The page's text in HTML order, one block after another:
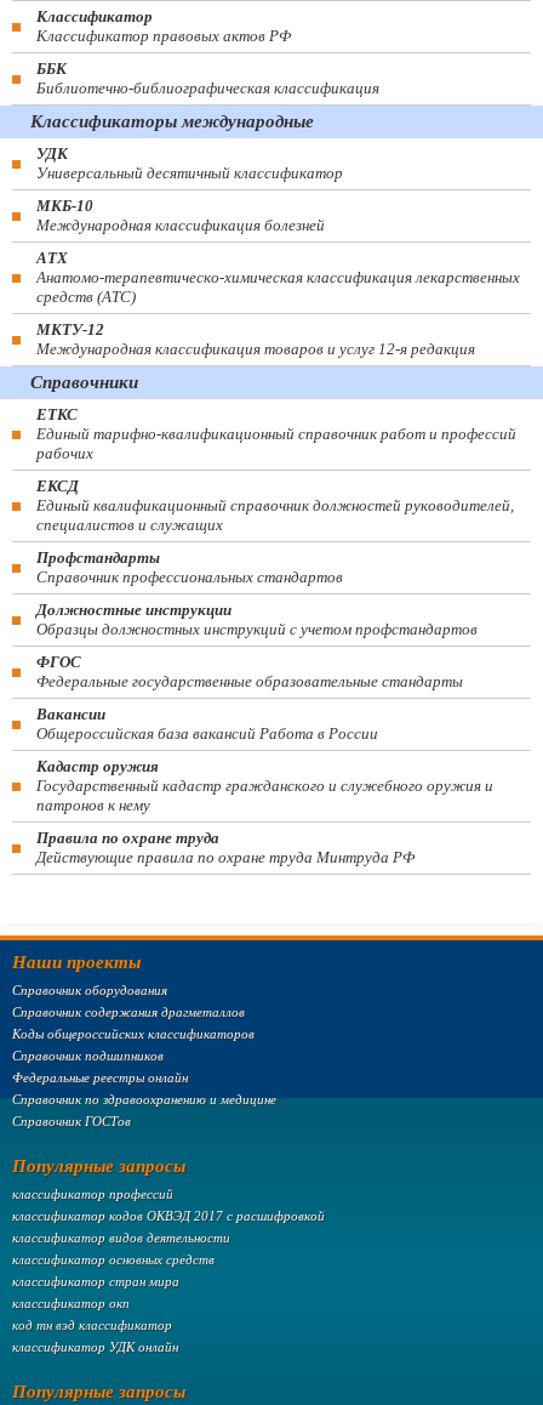
Классификатор
Классификатор правовых актов РФ
ББК
Библиотечно-библиографическая классификация
Классификаторы международные
УДК
Универсальный десятичный классификатор
МКБ-10
Международная классификация болезней
АТХ
Анатомо-терапевтическо-химическая классификация лекарственных
средств (ATC)
МКТУ-12
Международная классификация товаров и услуг 12-я редакция
Справочники
ЕТКС
Единый тарифно-квалификационный справочник работ и профессий
рабочих
ЕКСД
Единый квалификационный справочник должностей руководителей,
специалистов и служащих
Профстандарты
Справочник профессиональных стандартов
Должностные инструкции
Образцы должностных инструкций с учетом профстандартов
ФГОС
Федеральные государственные образовательные стандарты
Вакансии
Общероссийская база вакансий Работа в России
Кадастр оружия
Государственный кадастр гражданского и служебного оружия и
патронов к нему
Правила по охране труда
Действующие правила по охране труда Минтруда РФ
Наши проекты
Справочник оборудования
Справочник содержания драгметаллов
Коды общероссийских классификаторов
Справочник подшипников
Федеральные реестры онлайн
Справочник по здравоохранению и медицине
Справочник ГОСТов
Популярные запросы
классификатор профессий
классификатор кодов ОКВЭД 2017 с расшифровкой
классификатор видов деятельности
классификатор основных средств
классификатор стран мира
классификатор окп
код тн вэд классификатор
классификатор УДК онлайн
Популярные запросы